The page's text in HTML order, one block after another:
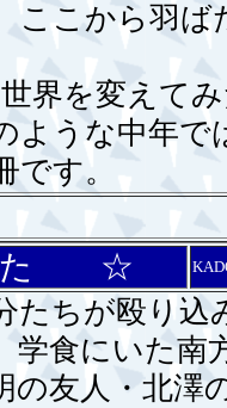
ここから羽
界を変えて
ような中年
です。
た ☆
ちが殴り込
学食にいた南
の友人・北澤